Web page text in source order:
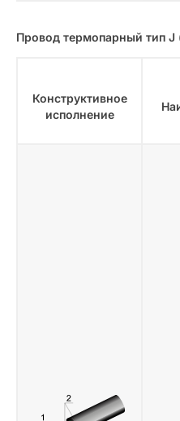
Провод термопарный тип
Конструктивное
исполнение